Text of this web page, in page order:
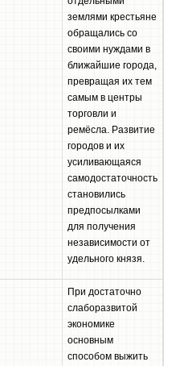
землями крестьяне
обращались со
своими нуждами в
ближайшие города,
превращая их тем
самым в центры
торговли и
ремёсла. Развитие
городов и их
усиливающаяся
самодостаточность
становились
предпосылками
для получения
независимости от
удельного князя.
При достаточно
слаборазвитой
экономике
основным
способом выжить